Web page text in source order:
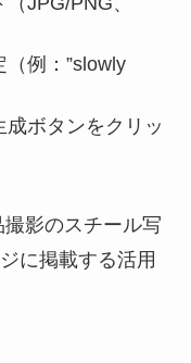
例：”slowly
ボタンをクリッ
影のスチール写
に掲載する活用